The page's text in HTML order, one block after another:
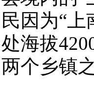
民因为“
处海拔
两个乡镇